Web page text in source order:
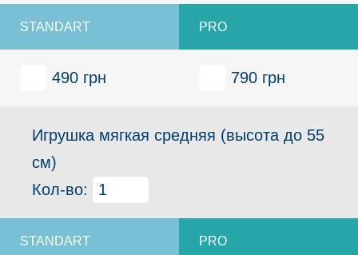
490 грн 790 грн
Игрушка мягкая средняя (высота до 55
см)
Кол-во: